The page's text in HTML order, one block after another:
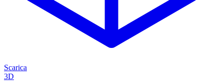
Scarica
3D